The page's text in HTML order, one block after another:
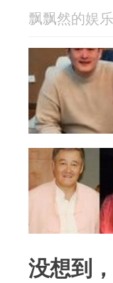
飘飘然的娱
没想到